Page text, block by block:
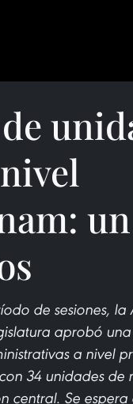
de sesiones, la
aprobó
a nivel
34 unidades de
central. Se espera